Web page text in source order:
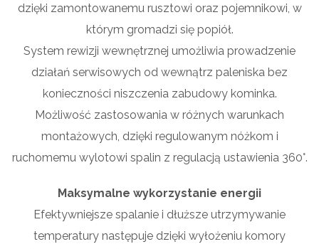
dzięki zamontowanemu rusztowi oraz pojemnikowi, w
którym gromadzi się popiół.
System rewizji wewnętrznej umożliwia prowadzenie
działań serwisowych od wewnątrz paleniska bez
konieczności niszczenia zabudowy kominka.
Możliwość zastosowania w różnych warunkach
montażowych, dzięki regulowanym nóżkom i
ruchomemu wylotowi spalin z regulacją ustawienia 360°.
Maksymalne wykorzystanie energii
Efektywniejsze spalanie i dłuższe utrzymywanie
temperatury następuje dzięki wyłożeniu komory